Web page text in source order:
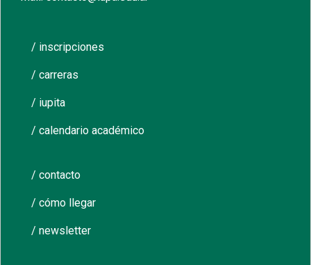
/ inscripciones
/ carreras
/ iupita
/ calendario académico
/ contacto
/ cómo llegar
/ newsletter